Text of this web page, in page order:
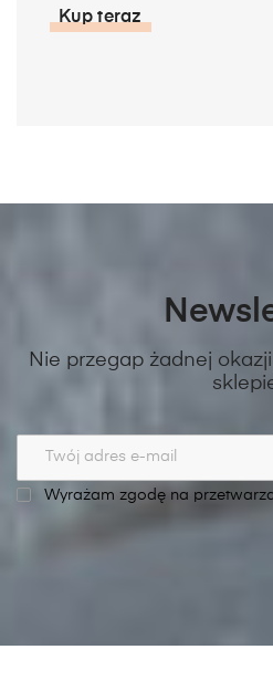
Kup teraz
Nie przegap żadnej
Wyrażam zgodę na